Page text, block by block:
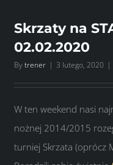
Skrzaty na
02.02.2020
Bytrener | 3 lutego, 2020 |
W ten weekend nasi
nożnej 2014/2015
turniej Skrzata (oprócz